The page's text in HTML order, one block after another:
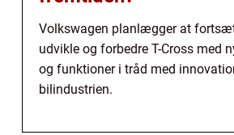
Volkswagen planlægger at
udvikle og forbedre T-Cross med
og funktioner i tråd med
bilindustrien.